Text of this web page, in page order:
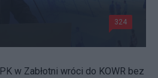
324
w Zabłotni wróci do KOWR bez